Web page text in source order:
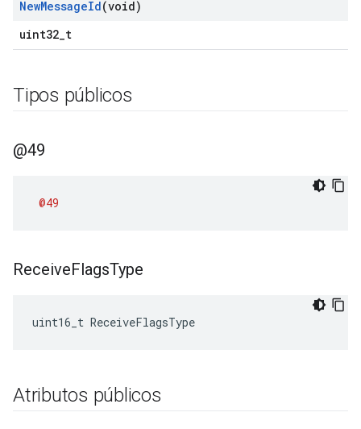
NewMessageId(void)
uint32_t
Tipos públicos
@49
@49
ReceiveFlagsType
uint16_t ReceiveFlagsType
Atributos públicos